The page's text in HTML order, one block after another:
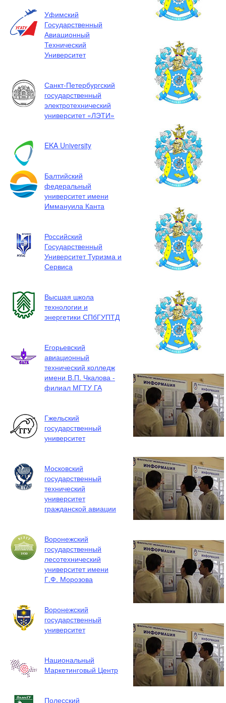
Уфимский
Государственный
Авиационный
Технический
Университет
Санкт-Петербургский
государственный
электротехнический
университет «ЛЭТИ»
EKA University
Балтийский
федеральный
университет имени
Иммануила Канта
Российский
Государственный
Университет Туризма и
Сервиса
Высшая школа
технологии и
энергетики СПбГУПТД
Егорьевский
авиационный
технический колледж
имени В.П. Чкалова -
филиал МГТУ ГА
Гжельский
государственный
университет
Московский
государственный
технический
университет
гражданской авиации
Воронежский
государственный
лесотехнический
университет имени
Г.Ф. Морозова
Воронежский
государственный
университет
Национальный
Маркетинговый Центр
Полесский